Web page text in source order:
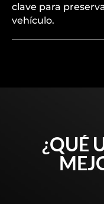
obstrucciones
del motor. Los
permiten detectar